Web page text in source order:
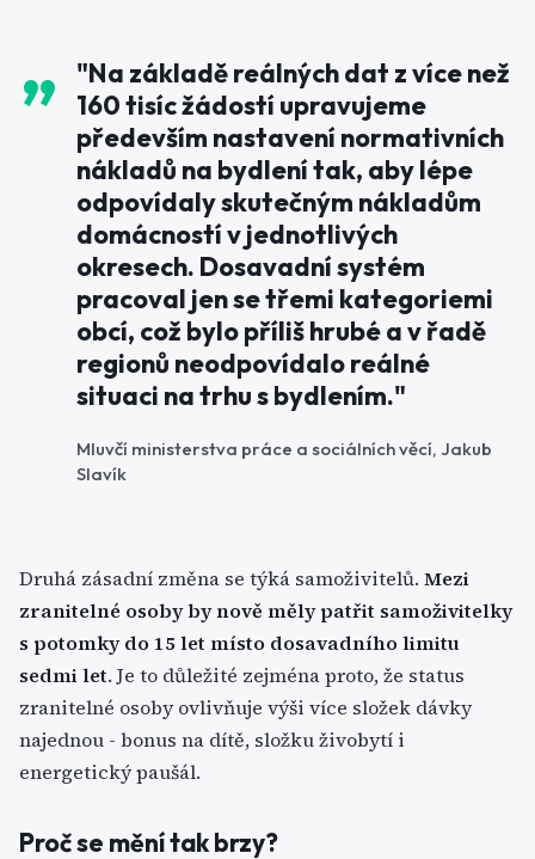
"Na základě reálných dat z více než
160 tisíc žádostí upravujeme
především nastavení normativních
nákladů na bydlení tak, aby lépe
odpovídaly skutečným nákladům
domácností v jednotlivých
okresech. Dosavadní systém
pracoval jen se třemi kategoriemi
obcí, což bylo příliš hrubé a v řadě
regionů neodpovídalo reálné
situaci na trhu s bydlením."
Mluvčí ministerstva práce a sociálních věcí, Jakub
Slavík
Druhá zásadní změna se týká samoživitelů. Mezi
zranitelné osoby by nově měly patřit samoživitelky
s potomky do 15 let místo dosavadního limitu
sedmi let. Je to důležité zejména proto, že status
zranitelné osoby ovlivňuje výši více složek dávky
najednou - bonus na dítě, složku živobytí i
energetický paušál.
Proč se mění tak brzy?